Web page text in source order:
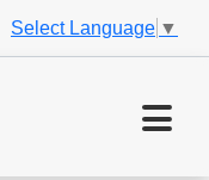
Select Language ▼